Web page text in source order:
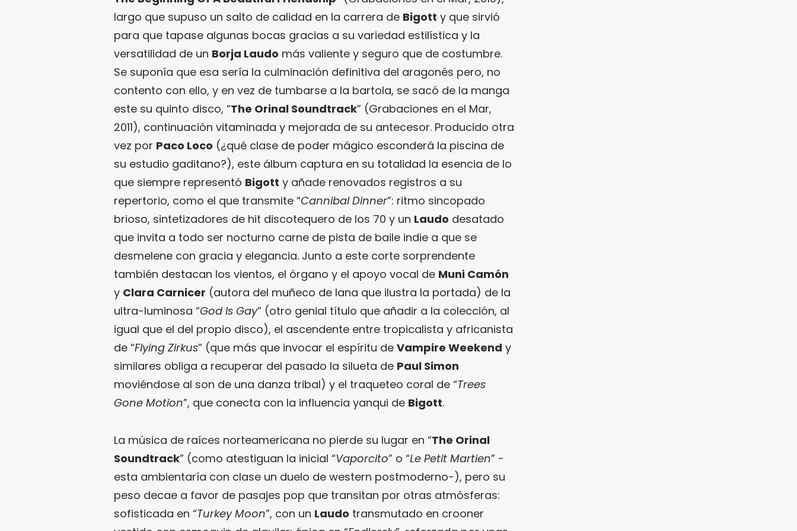
largo que supuso un salto de calidad en la carrera de Bigott y que sirvió
para que tapase algunas bocas gracias a su variedad estilística y la
versatilidad de un Borja Laudo más valiente y seguro que de costumbre.
Se suponía que esa sería la culminación definitiva del aragonés pero, no
contento con ello, y en vez de tumbarse a la bartola, se sacó de la manga
este su quinto disco, “The Orinal Soundtrack” (Grabaciones en el Mar,
2011), continuación vitaminada y mejorada de su antecesor. Producido otra
vez por Paco Loco (¿qué clase de poder mágico esconderá la piscina de
su estudio gaditano?), este álbum captura en su totalidad la esencia de lo
que siempre representó Bigott y añade renovados registros a su
repertorio, como el que transmite “Cannibal Dinner”: ritmo sincopado
brioso, sintetizadores de hit discotequero de los 70 y un Laudo desatado
que invita a todo ser nocturno carne de pista de baile indie a que se
desmelene con gracia y elegancia. Junto a este corte sorprendente
también destacan los vientos, el órgano y el apoyo vocal de Muni Camón
y Clara Carnicer (autora del muñeco de lana que ilustra la portada) de la
ultra-luminosa “God Is Gay” (otro genial título que añadir a la colección, al
igual que el del propio disco), el ascendente entre tropicalista y africanista
de “Flying Zirkus” (que más que invocar el espíritu de Vampire Weekend y
similares obliga a recuperar del pasado la silueta de Paul Simon
moviéndose al son de una danza tribal) y el traqueteo coral de “Trees
Gone Motion”, que conecta con la influencia yanqui de Bigott.
La música de raíces norteamericana no pierde su lugar en “The Orinal
Soundtrack” (como atestiguan la inicial “Vaporcito” o “Le Petit Martien” -
esta ambientaría con clase un duelo de western postmoderno-), pero su
peso decae a favor de pasajes pop que transitan por otras atmósferas:
sofisticada en “Turkey Moon”, con un Laudo transmutado en crooner